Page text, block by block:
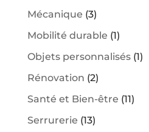
Mécanique (3)
Mobilité durable (1)
Objets personnalisés(1)
Rénovation (2)
Santé et Bien-être (11)
Serrurerie (13)